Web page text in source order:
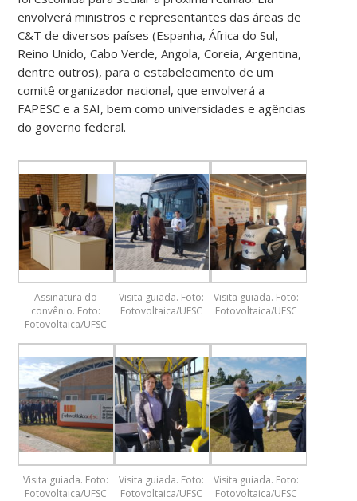
envolverá ministros e representantes das áreas de
C&T de diversos países (Espanha, África do Sul,
Reino Unido, Cabo Verde, Angola, Coreia, Argentina,
dentre outros), para o estabelecimento de um
comitê organizador nacional, que envolverá a
FAPESC e a SAI, bem como universidades e agências
do governo federal.
Assinatura do
convênio. Foto:
Fotovoltaica/UFSC
Visita guiada. Foto:
Fotovoltaica/UFSC
Visita guiada. Foto:
Fotovoltaica/UFSC
Visita guiada. Foto:
Fotovoltaica/UFSC
Visita guiada. Foto:
Fotovoltaica/UFSC
Visita guiada. Foto:
Fotovoltaica/UFSC